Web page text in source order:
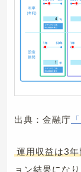
出典：金融庁
運用収益は3
ョン結果になり